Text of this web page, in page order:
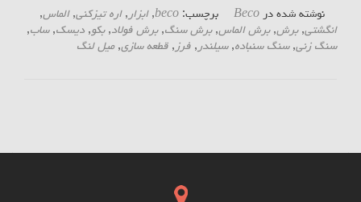
نوشته شده در Beco برچسب: beco
,ابزار,اره تیزکنی,الماس,
انگشتی,برش,برش الماس,برش سنگ,برش فولاد,بکو, دیسک,ساب,
سنگ زنی,سنگ سنباده,سیلندر, فرز, قطعه سازی, میل لنگ